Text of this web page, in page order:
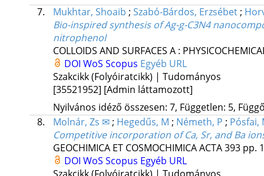
7.
Mukhtar, Shoaib ; Szabó-Bárdos, Erzsébet;
Bio-inspired synthesis of Ag-g-C3N4
nitrophenol
COLLOIDS AND SURFACES A :
DOI WoS Scopus Egyéb URL
Szakcikk (Folyóiratcikk) | Tudományos
[35521952] [Admin láttamozott]
Nyilvános idéző összesen: 7, Független: 5,
8.
Molnár, Zs ✉; Hegedűs, M ; Németh, P ; Pósfai,
Competitive incorporation of Ca, Sr, and Ba
GEOCHIMICA ET COSMOCHIMICA ACTA393 pp.
DOI WoS Scopus Egyéb URL